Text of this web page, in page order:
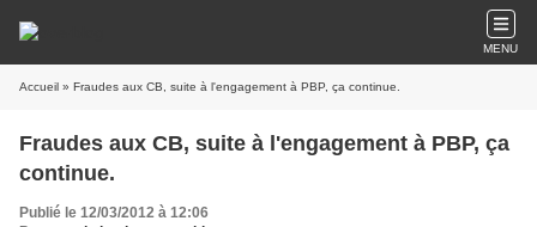
MENU
Accueil » Fraudes aux CB, suite à l'engagement à PBP, ça continue.
Fraudes aux CB, suite à l'engagement à PBP, ça
continue.
Publié le 12/03/2012 à 12:06